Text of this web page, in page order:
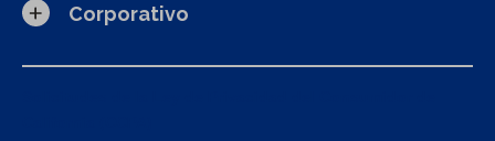
Corporativo